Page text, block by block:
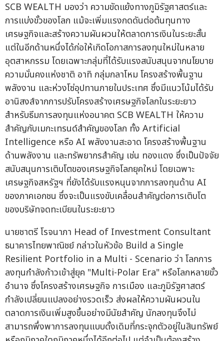
SCB WEALTH มองว่า ความขัดแย้งทางภูมิรัฐศาสตร์และ
การแบ่งขั้วของโลก แม้จะเพิ่มแรงกดดันต่อต้นทุนทาง
เศรษฐกิจและสร้างความผันผวนให้ตลาดการเงินในระยะสั้น
แต่ในอีกด้านหนึ่งได้ก่อให้เกิดโอกาสการลงทุนใหม่ในหลาย
อุตสาหกรรม โดยเฉพาะกลุ่มที่ได้รับแรงสนับสนุนจากนโยบาย
ความมั่นคงแห่งชาติ อาทิ กลุ่มกลาโหม โครงสร้างพื้นฐาน
พลังงาน และห่วงโซ่อุปทานภายในประเทศ ซึ่งมีแนวโน้มได้รับ
อานิสงส์จากการปรับโครงสร้างเศรษฐกิจโลกในระยะยาว
สำหรับธีมการลงทุนแห่งอนาคต SCB WEALTH ให้ความ
สำคัญกับเมกะเทรนด์สำคัญของโลก ทั้ง Artificial
Intelligence หรือ AI พลังงานสะอาด โครงสร้างพื้นฐาน
ด้านพลังงาน และทรัพยากรสำคัญ เช่น ทองแดง ซึ่งเป็นปัจจัย
สนับสนุนการเติบโตของเศรษฐกิจโลกยุคใหม่ โดยเฉพาะ
เศรษฐกิจสหรัฐฯ ที่ยังได้รับแรงหนุนจากการลงทุนด้าน AI
ของภาคเอกชน ซึ่งจะเป็นแรงขับเคลื่อนสำคัญต่อการเติบโต
ของบริษัทจดทะเบียนในระยะยาว
นายชาตรี โรจนาภา Head of Investment Consultant
ธนาคารไทยพาณิชย์ กล่าวในหัวข้อ Build a Single
Resilient Portfolio in a Multi - Scenario ว่า โลกการ
ลงทุนกำลังก้าวเข้าสู่ยุค "Multi-Polar Era" หรือโลกหลายขั้ว
อำนาจ ซึ่งโครงสร้างเศรษฐกิจ การเมือง และภูมิรัฐศาสตร์
กำลังเปลี่ยนแปลงอย่างรวดเร็ว ส่งผลให้ความผันผวนใน
ตลาดการเงินเพิ่มสูงขึ้นอย่างมีนัยสำคัญ นักลงทุนจึงไม่
สามารถพึ่งพาการลงทุนแบบดั้งเดิมที่กระจุกตัวอยู่ในสินทรัพย์